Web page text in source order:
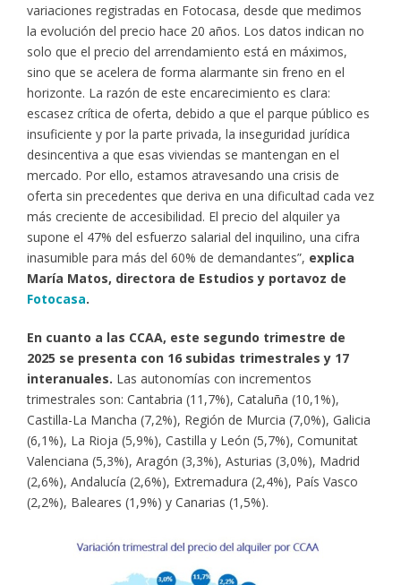
variaciones registradas en Fotocasa, desde que medimos
la evolución del precio hace 20 años. Los datos indican no
solo que el precio del arrendamiento está en máximos,
sino que se acelera de forma alarmante sin freno en el
horizonte. La razón de este encarecimiento es clara:
escasez crítica de oferta, debido a que el parque público es
insuficiente y por la parte privada, la inseguridad jurídica
desincentiva a que esas viviendas se mantengan en el
mercado. Por ello, estamos atravesando una crisis de
oferta sin precedentes que deriva en una dificultad cada vez
más creciente de accesibilidad. El precio del alquiler ya
supone el 47% del esfuerzo salarial del inquilino, una cifra
inasumible para más del 60% de demandantes”, explica
María Matos, directora de Estudios y portavoz de
Fotocasa.
En cuanto a las CCAA, este segundo trimestre de
2025 se presenta con 16 subidas trimestrales y 17
interanuales. Las autonomías con incrementos
trimestrales son: Cantabria (11,7%), Cataluña (10,1%),
Castilla-La Mancha (7,2%), Región de Murcia (7,0%), Galicia
(6,1%), La Rioja (5,9%), Castilla y León (5,7%), Comunitat
Valenciana (5,3%), Aragón (3,3%), Asturias (3,0%), Madrid
(2,6%), Andalucía (2,6%), Extremadura (2,4%), País Vasco
(2,2%), Baleares (1,9%) y Canarias (1,5%).